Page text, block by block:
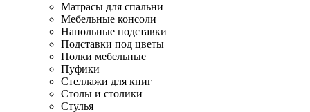
Матрасы для спальни
Мебельные консоли
Напольные подставки
Подставки под цветы
Полки мебельные
Пуфики
Стеллажи для книг
Столы и столики
Стулья